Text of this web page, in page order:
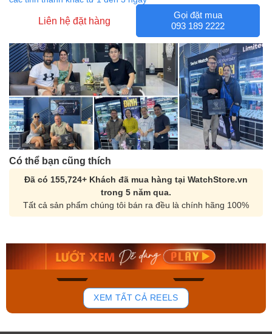
Liên hệ đặt hàng
Gọi đặt mua
093 189 2222
Có thể bạn cũng thích
Đã có 155,724+ Khách đã mua hàng tại WatchStore.vn
trong 5 năm qua.
Tất cả sản phẩm chúng tôi bán ra đều là chính hãng 100%
195
Orient Nam RA-
Mua ngay
Casio Nam MTS-
Mua ngay
XEM TẤT CẢ REELS